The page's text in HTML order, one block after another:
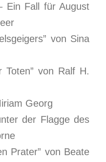
Ein Fall für August
von Sina
Toten” von Ralf H.
Georg
der Flagge des
Prater” von Beate